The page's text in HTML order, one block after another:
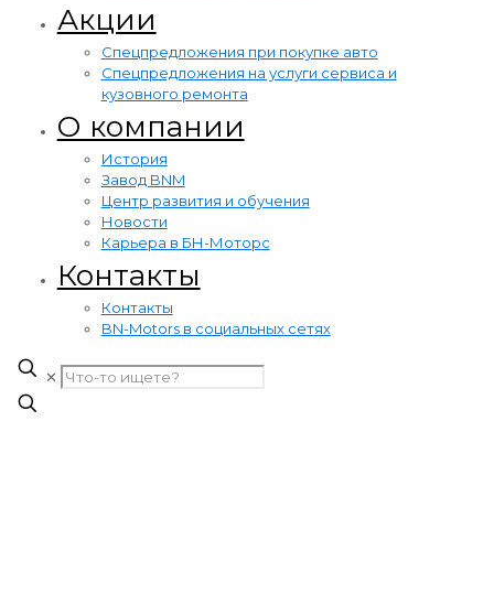
Акции
Cпецпредложения при покупке авто
Cпецпредложения на услуги сервиса и
кузовного ремонта
О компании
История
Завод BNM
Центр развития и обучения
Новости
Карьера в БН-Моторс
Контакты
Контакты
BN-Motors в социальных сетях
✕